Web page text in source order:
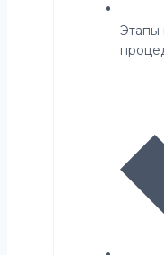
Этапы